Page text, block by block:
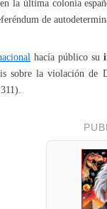
la última colonia
de
hacía público su
sobre la violación